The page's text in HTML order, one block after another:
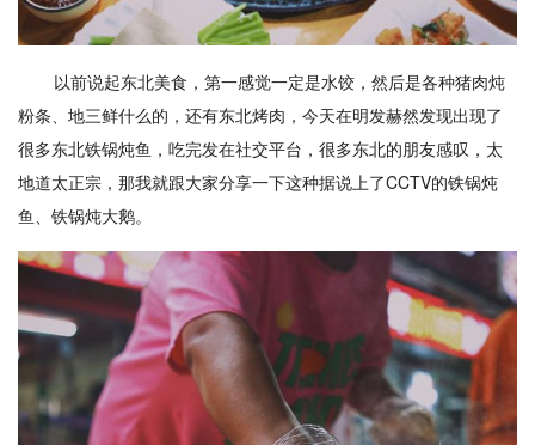
以前说起东北美食，第一感觉一定是水饺，然后是各种猪肉炖
粉条、地三鲜什么的，还有东北烤肉，今天在明发赫然发现出现了
很多东北铁锅炖鱼，吃完发在社交平台，很多东北的朋友感叹，太
地道太正宗，那我就跟大家分享一下这种据说上了CCTV的铁锅炖
鱼、铁锅炖大鹅。